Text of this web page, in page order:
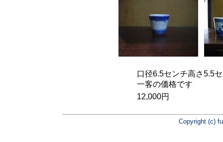
口径6.5センチ高さ
一客の価格です
12,000円
Copyright (c)